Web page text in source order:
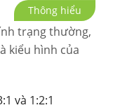
Thông hiểu
trạng thường,
kiểu hình của
và 1:2:1